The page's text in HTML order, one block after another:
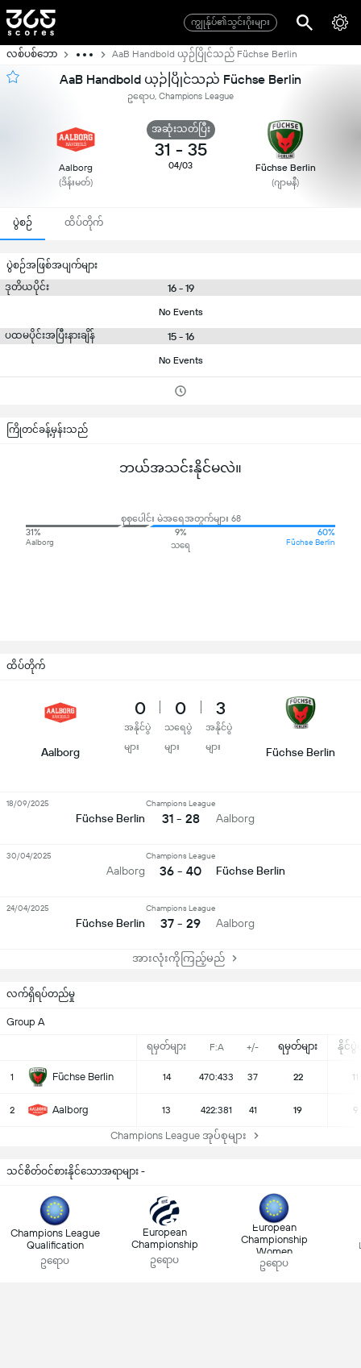
ကျွုန်ုပ်၏သွင်းဂိုးများ
လစ်ပစ်ဘော AaB Handbold ယှဉ်ပြိုင်သည် Füchse Berlin
AaB Handbold ယှဉ်ပြိုင်သည် Füchse Berlin
ဥရောပ, Champions League
Aalborg
(ဒိန်းမတ်)
အဆုံးသတ်ပြီး
31 - 35
04/03 Füchse Berlin
(ဂျာမနီ)
ပွဲစဉ် ထိပ်တိုက်
ပွဲစဉ်အဖြစ်အပျက်များ
ဒုတိယပိုင်း
16 - 19
No Events
ပထမပိုင်းအပြီးနားချိန် 15 - 16
No Events
လက်ရှိရပ်တည်မှု
Group A
ရမှတ်များ F:A +/- ရမှတ်များ နိုင်ပွဲမ
1 Füchse Berlin 14 470:433 37 22 11
2 Aalborg 13 422:381 41 19 9
Champions League အုပ်စုများ
ကြိုတင်ခန့်မှန်းသည်
ဘယ်အသင်းနိုင်မလဲ။
စုစုပေါင်း မဲအရေအတွက်များ 68
31%
Aalborg
9%
သရေ
60%
Füchse Berlin
ထိပ်တိုက်
Aalborg
0
အနိုင်ပွဲ
များ
0
သရေပွဲ
များ
3
အနိုင်ပွဲ
များ
Füchse Berlin
Füchse Berlin
Champions League
31 - 28 Aalborg
18/09/2025
Aalborg
Champions League
36 - 40 Füchse Berlin
30/04/2025
Füchse Berlin
Champions League
37 - 29 Aalborg
24/04/2025
အားလုံးကိုကြည့်မည်
သင်စိတ်ဝင်စားနိုင်သောအရာများ -
Champions League
Qualification
ဥရောပ
European
Championship
ဥရောပ
European
Championship
Women
ဥရောပ